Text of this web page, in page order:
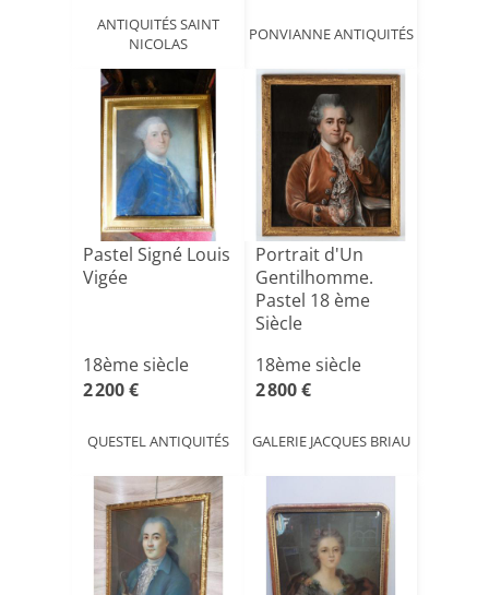
ANTIQUITÉS SAINT
NICOLAS
PONVIANNE ANTIQUITÉS
Pastel Signé Louis
Vigée
18ème siècle
2 200 €
QUESTEL ANTIQUITÉS
Portrait d'Un
Gentilhomme.
Pastel 18 ème
Siècle
18ème siècle
2 800 €
GALERIE JACQUES BRIAU